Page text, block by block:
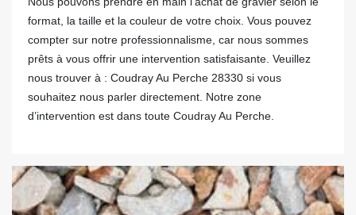
format, la taille et la couleur de votre choix. Vous pouvez
compter sur notre professionnalisme, car nous sommes
prêts à vous offrir une intervention satisfaisante. Veuillez
nous trouver à : Coudray Au Perche 28330 si vous
souhaitez nous parler directement. Notre zone
d’intervention est dans toute Coudray Au Perche.